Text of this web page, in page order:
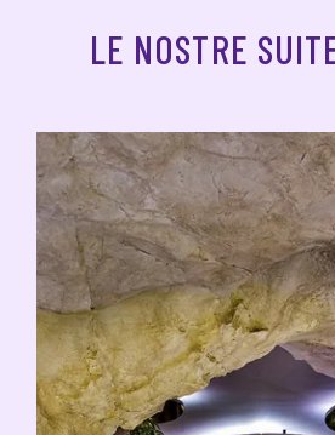
LE NOSTRE